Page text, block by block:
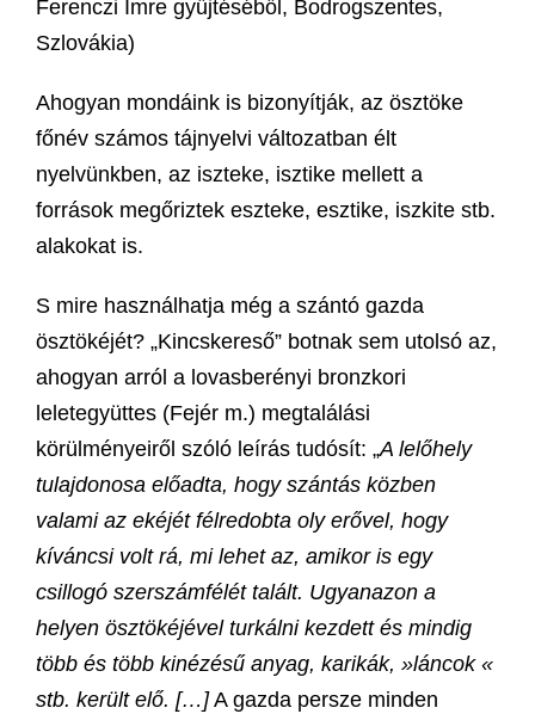
Ferenczi Imre gyűjtéséből, Bodrogszentes,
Szlovákia)
Ahogyan mondáink is bizonyítják, az ösztöke
főnév számos tájnyelvi változatban élt
nyelvünkben, az iszteke, isztike mellett a
források megőriztek eszteke, esztike, iszkite stb.
alakokat is.
S mire használhatja még a szántó gazda
ösztökéjét? „Kincskereső” botnak sem utolsó az,
ahogyan arról a lovasberényi bronzkori
leletegyüttes (Fejér m.) megtalálási
körülményeiről szóló leírás tudósít: „A lelőhely
tulajdonosa előadta, hogy szántás közben
valami az ekéjét félredobta oly erővel, hogy
kíváncsi volt rá, mi lehet az, amikor is egy
csillogó szerszámfélét talált. Ugyanazon a
helyen ösztökéjével turkálni kezdett és mindig
több és több kinézésű anyag, karikák, »láncok «
stb. került elő. [… ]A gazda persze minden